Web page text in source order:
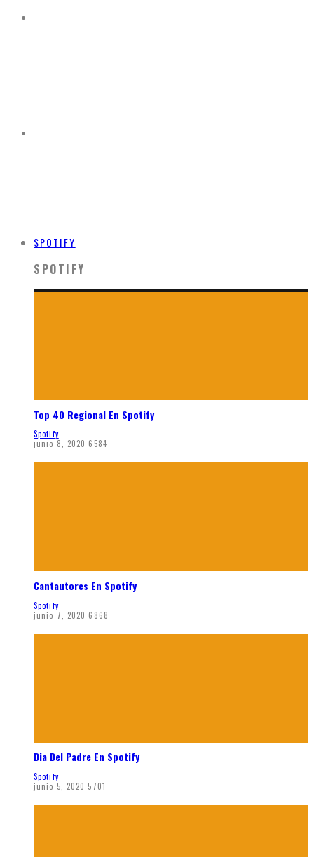
SPOTIFY
SPOTIFY
Top 40 Regional En Spotify
Spotify
junio 8, 2020 6584
Cantautores En Spotify
Spotify
junio 7, 2020 6868
Dia Del Padre En Spotify
Spotify
junio 5, 2020 5701